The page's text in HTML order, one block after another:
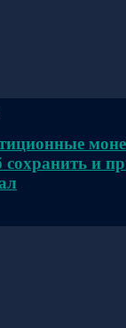
сохранить и